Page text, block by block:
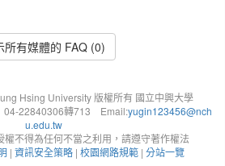
所有媒體的 FAQ (0)
Hsing University 版權所有 國立中興大學
04-22840306轉713 Email:yugin123456@nch
u.edu.tw
權不得為任何不當之利用，請遵守著作權法
| 資訊安全策略 | 校園網路規範 | 分站一覽